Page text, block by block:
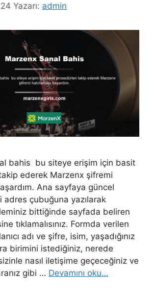
Yazarı: admin
bahis bu siteye erişim için basit
ederek Marzenx şifremi
Ana sayfaya güncel
adres çubuğuna yazılarak
bittiğinde sayfada beliren
tıklamalısınız. Formda verilen
adı ve şifre, isim, yaşadığınız
birimini istediğiniz, nerede
sizinle nasıl iletişime geçeceğiniz ve
gibi … Devamını oku…